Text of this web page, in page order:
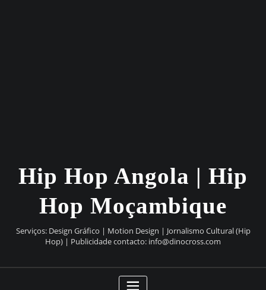
Hip Hop Angola | Hip
Hop Moçambique
Serviços: Design Gráfico | Motion Design | Jornalismo Cultural (Hip
Hop) | Publicidade contacto: info@dinocross.com